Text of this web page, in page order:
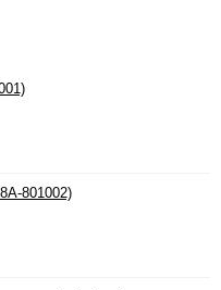
801002)